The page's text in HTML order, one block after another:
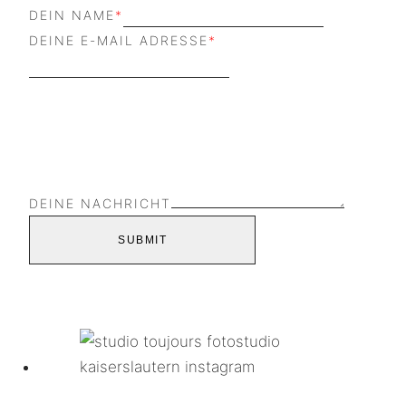
DEIN NAME*
DEINE E-MAIL ADRESSE*
DEINE NACHRICHT
SUBMIT